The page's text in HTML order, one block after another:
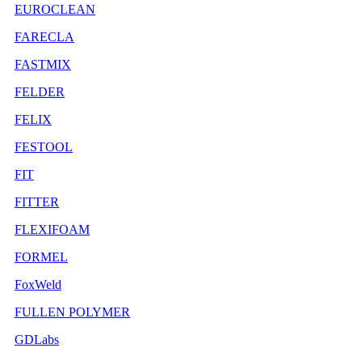
EUROCLEAN
FARECLA
FASTMIX
FELDER
FELIX
FESTOOL
FIT
FITTER
FLEXIFOAM
FORMEL
FoxWeld
FULLEN POLYMER
GDLabs